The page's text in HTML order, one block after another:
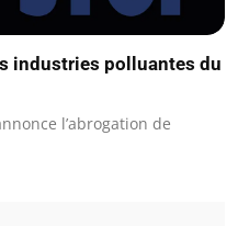
industries polluantes du
l’abrogation de